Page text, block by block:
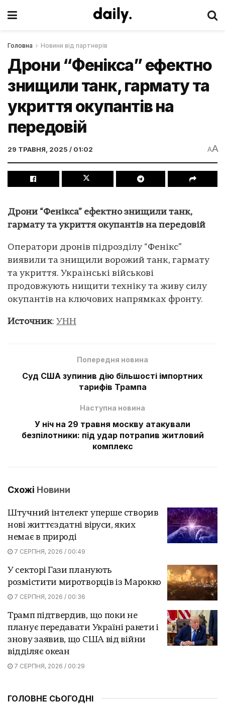
Головна Новини від партнерів
Дрони “Фенікса” ефектно
знищили танк, гармату та
укриття окупантів на
передовій
29 ТРАВНЯ, 2025 / 01:02 AA
Дрони “Фенікса” ефектно знищили танк,
гармату та укриття окупантів на передовій
Оператори дронів підрозділу “Фенікс”
виявили та знищили ворожий танк, гармату
та укриття. Українські військові
продовжують нищити техніку та живу силу
окупантів на ключових напрямках фронту.
Источник: УНН
Попередня новина
Суд США зупинив дію більшості імпортних
тарифів Трампа
Наступна новина
У ніч на 29 травня москву атакували
безпілотники: під удар потрапив житловий
комплекс
Схожі Новини
Штучний інтелект уперше створив
нові життєздатні віруси, яких
немає в природі
7 СЕРПНЯ, 2026 / 00:49
У секторі Гази планують
розмістити миротворців із Марокко
7 СЕРПНЯ, 2026 / 00:36
Трамп підтвердив, що поки не
планує передавати Україні ракети і
знову заявив, що США від війни
відділяє океан
7 СЕРПНЯ, 2026 / 00:29
ГОЛОВНЕ СЬОГОДНІ